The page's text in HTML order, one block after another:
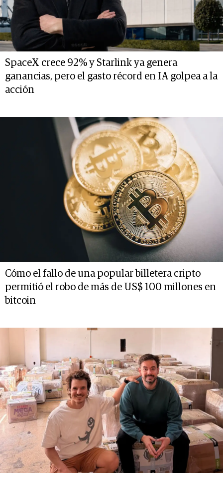
SpaceX crece 92% y Starlink ya genera
ganancias, pero el gasto récord en IA golpea a la
acción
Cómo el fallo de una popular billetera cripto
permitió el robo de más de US$ 100 millones en
bitcoin